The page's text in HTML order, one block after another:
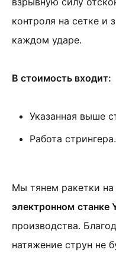
контроля на сетке и
каждом ударе.
В стоимость входит:
Указанная выше
Работа стрингера.
Мы тянем ракетки
электронном станке
производства.
натяжение струн не